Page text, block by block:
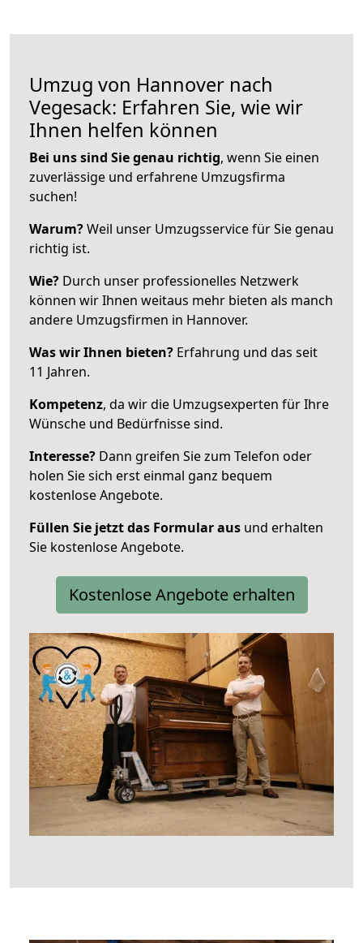
Umzug von Hannover nach
Vegesack: Erfahren Sie, wie wir
Ihnen helfen können
Bei uns sind Sie genau richtig, wenn Sie einen
zuverlässige und erfahrene Umzugsfirma
suchen!
Warum?Weil unser Umzugsservice für Sie genau
richtig ist.
Wie? Durch unser professionelles Netzwerk
können wir Ihnen weitaus mehr bieten als manch
andere Umzugsfirmen in Hannover.
Was wir Ihnen bieten? Erfahrung und das seit
11 Jahren.
Kompetenz, da wir die Umzugsexperten für Ihre
Wünsche und Bedürfnisse sind.
Interesse? Dann greifen Sie zum Telefon oder
holen Sie sich erst einmal ganz bequem
kostenlose Angebote.
Füllen Sie jetzt das Formular aus und erhalten
Sie kostenlose Angebote.
Kostenlose Angebote erhalten